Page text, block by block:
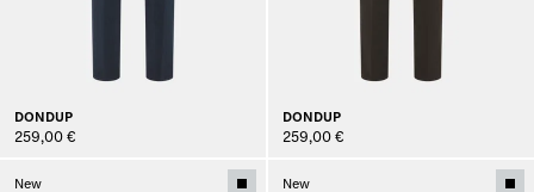
DONDUP
259,00 €
DONDUP
259,00 €
New
New